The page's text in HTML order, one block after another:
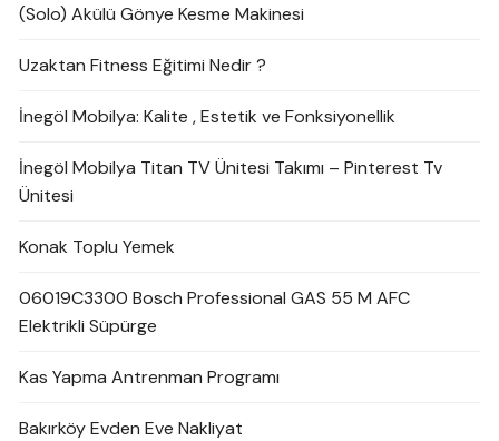
(Solo) Akülü Gönye Kesme Makinesi
Uzaktan Fitness Eğitimi Nedir ?
İnegöl Mobilya: Kalite , Estetik ve Fonksiyonellik
İnegöl Mobilya Titan TV Ünitesi Takımı – Pinterest Tv
Ünitesi
Konak Toplu Yemek
06019C3300 Bosch Professional GAS 55 M AFC
Elektrikli Süpürge
Kas Yapma Antrenman Programı
Bakırköy Evden Eve Nakliyat